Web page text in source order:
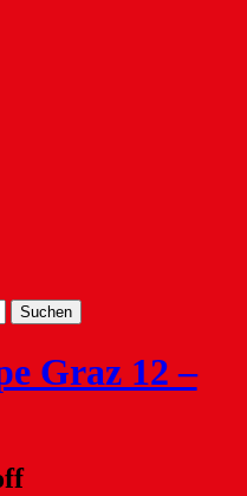
Graz 12 –